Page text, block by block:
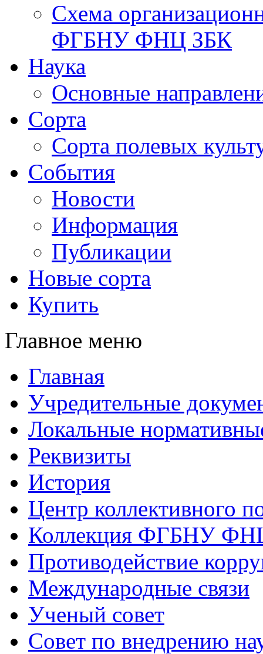
Схема
ФГБНУ ФНЦ ЗБК
Наука
Основные
Сорта
Сорта полевых
События
Новости
Информация
Публикации
Новые сорта
Купить
Главное меню
Главная
Учредительные
Локальные
Реквизиты
История
Центр коллективного
Коллекция ФГБНУ
Противодействие
Международные связи
Ученый совет
Совет по внедрению